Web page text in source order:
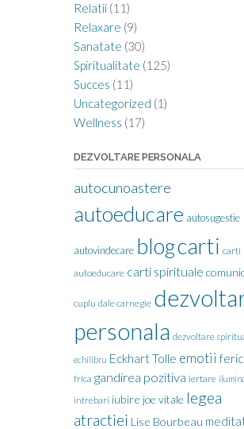
Relatii(11)
Relaxare (9)
Sanatate (30)
Spiritualitate (125)
Succes (11)
Uncategorized (1)
Wellness (17)
DEZVOLTARE PERSONALA
autocunoastere
autoeducare autosugestie
autovindecare blogcarti carti
autoeducare carti spirituale
cuplu dale carnegie
personala dezvoltare
echilibru Eckhart Tolle emotii
frica gandirea pozitiva iertare
intrebari iubire joe vitale legea
atractiei Lise Bourbeau